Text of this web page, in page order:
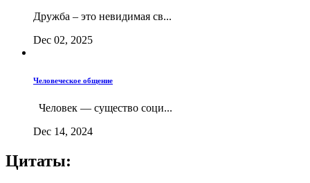
Дружба – это невидимая св...
Dec 02, 2025
Человеческое общение
Человек — существо соци...
Dec 14, 2024
Цитаты: